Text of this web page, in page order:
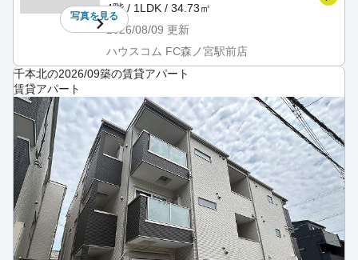
写真を見る
4階 / 1LDK / 34.73㎡
2026/08/09 更新
ハウスコム FC森ノ宮駅前店
千本北の2026/09築の賃貸アパート
賃貸アパート